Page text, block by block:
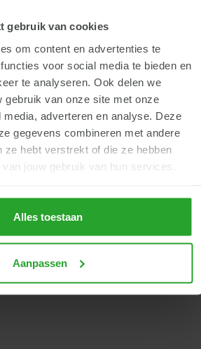
gebruik van cookies
om content en advertenties te
voor social media te bieden en
te analyseren. Ook delen we
gebruik van onze site met onze
adverteren en analyse. Deze
gegevens combineren met andere
ze hebt verstrekt of die ze hebben
jouw gebruik van hun services.
Alles toestaan
Aanpassen
deelneemt aan de licentieverlenging.
kennisbijeenkomsten.nl